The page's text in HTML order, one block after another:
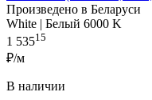
Произведено в Беларуси
White | Белый 6000 K
1 53515
₽/м
В наличии